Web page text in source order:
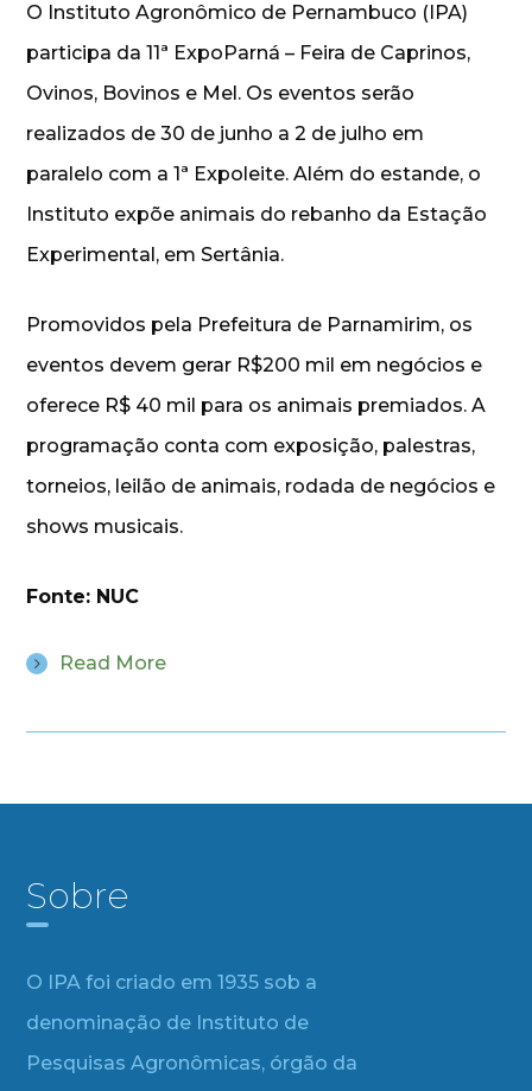
O Instituto Agronômico de Pernambuco (IPA)
participa da 11ª ExpoParná – Feira de Caprinos,
Ovinos, Bovinos e Mel. Os eventos serão
realizados de 30 de junho a 2 de julho em
paralelo com a 1ª Expoleite. Além do estande, o
Instituto expõe animais do rebanho da Estação
Experimental, em Sertânia.
Promovidos pela Prefeitura de Parnamirim, os
eventos devem gerar R$200 mil em negócios e
oferece R$ 40 mil para os animais premiados. A
programação conta com exposição, palestras,
torneios, leilão de animais, rodada de negócios e
shows musicais.
Fonte: NUC
Read More
Sobre
O IPA foi criado em 1935 sob a
denominação de Instituto de
Pesquisas Agronômicas, órgão da